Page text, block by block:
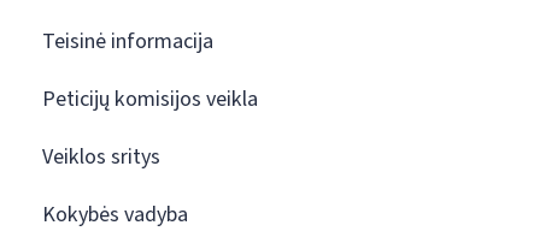
Teisinė informacija
Peticijų komisijos veikla
Veiklos sritys
Kokybės vadyba